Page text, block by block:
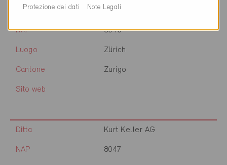
Ditta ENABA GmbH
NAP 8046
Luogo Zürich
Cantone Zurigo
Sito web
Ditta Kurt Keller AG
NAP 8047
Protezione dei dati Note Legali